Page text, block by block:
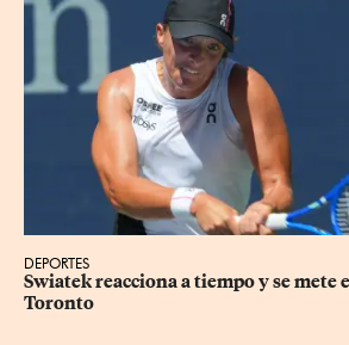
DEPORTES
Swiatek reacciona a tiempo y se mete
Toronto